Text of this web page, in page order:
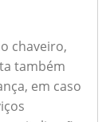
chaveiro,
também
em caso